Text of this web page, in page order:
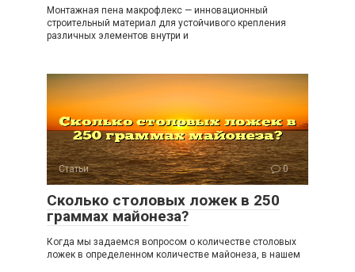
Монтажная пена макрофлекс — инновационный
строительный материал для устойчивого крепления
различных элементов внутри и
Статьи 0
Сколько столовых ложек в 250
граммах майонеза?
Когда мы задаемся вопросом о количестве столовых
ложек в определенном количестве майонеза, в нашем